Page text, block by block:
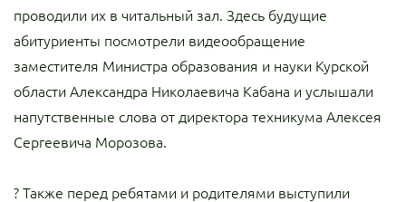
проводили их в читальный зал. Здесь будущие
абитуриенты посмотрели видеообращение
заместителя Министра образования и науки Курской
области Александра Николаевича Кабана и услышали
напутственные слова от директора техникума Алексея
Сергеевича Морозова.
? Также перед ребятами и родителями выступили